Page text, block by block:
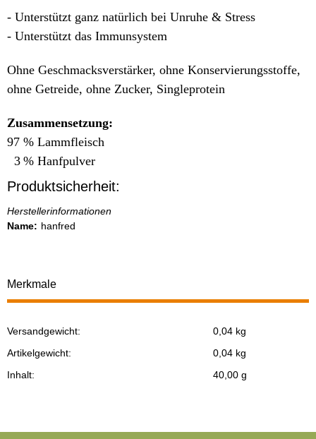
- Unterstützt ganz natürlich bei Unruhe & Stress
- Unterstützt das Immunsystem
Ohne Geschmacksverstärker, ohne Konservierungsstoffe,
ohne Getreide, ohne Zucker, Singleprotein
Zusammensetzung:
97 % Lammfleisch
3 % Hanfpulver
Produktsicherheit:
Herstellerinformationen
Name: hanfred
Merkmale
Produkteigenschaft
Wert
Versandgewicht:
0,04 kg
Artikelgewicht:
0,04 kg
Inhalt:
40,00 g